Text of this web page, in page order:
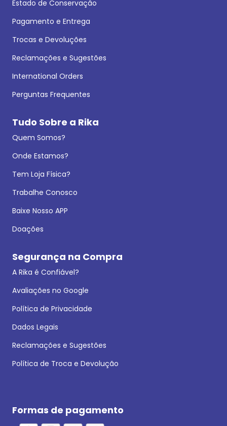
Estado de Conservação
Pagamento e Entrega
Trocas e Devoluções
Reclamações e Sugestões
International Orders
Perguntas Frequentes
Tudo Sobre a Rika
Quem Somos?
Onde Estamos?
Tem Loja Física?
Trabalhe Conosco
Baixe Nosso APP
Doações
Segurança na Compra
A Rika é Confiável?
Avaliações no Google
Política de Privacidade
Dados Legais
Reclamações e Sugestões
Política de Troca e Devolução
Formas de pagamento